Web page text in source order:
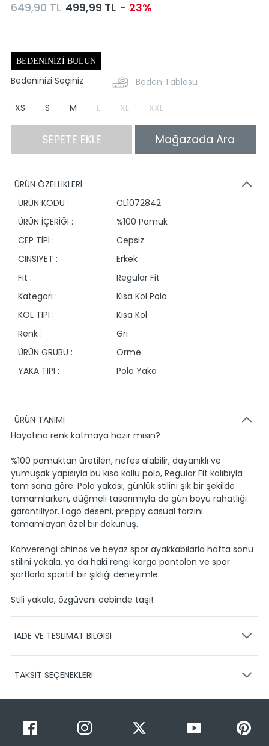
649,90 TL 499,99 TL - 23%
BEDENINIZI BULUN
Bedeninizi Seçiniz Beden Tablosu
XS S M L XL XXL
SEPETE EKLE Mağazada Ara
ÜRÜN ÖZELLİKLERİ
ÜRÜN KODU :
CL1072842
ÜRÜN İÇERİĞİ :
%100 Pamuk
CEP TİPİ :
Cepsiz
CİNSİYET :
Erkek
Fit :
Regular Fit
Kategori :
Kısa Kol Polo
KOL TİPİ :
Kısa Kol
Renk :
Gri
ÜRÜN GRUBU :
Orme
YAKA TİPİ :
Polo Yaka
ÜRÜN TANIMI
Hayatına renk katmaya hazır mısın?
%100 pamuktan üretilen, nefes alabilir, dayanıklı ve
yumuşak yapısıyla bu kısa kollu polo, Regular Fit kalıbıyla
tam sana göre. Polo yakası, günlük stilini şık bir şekilde
tamamlarken, düğmeli tasarımıyla da gün boyu rahatlığı
garantiliyor. Logo deseni, preppy casual tarzını
tamamlayan özel bir dokunuş.
Kahverengi chinos ve beyaz spor ayakkabılarla hafta sonu
stilini yakala, ya da haki rengi kargo pantolon ve spor
şortlarla sportif bir şıklığı deneyimle.
Stili yakala, özgüveni cebinde taşı!
İADE VE TESLİMAT BİLGİSİ
Ürünlerinizin gönderimini anlaşmalı olduğumuz PTT,
1-3 iş günü içerisinde kargoya teslim edilir.
Siparişimin kargo takibini nasıl yapabilirim?
TAKSİT SEÇENEKLERİ
Taksit Sayısı Taksit Miktarı
Taksitli Tutar
Toplam